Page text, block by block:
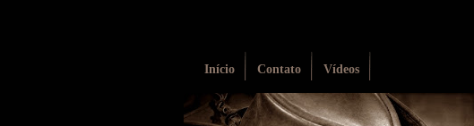
Início Contato Vídeos